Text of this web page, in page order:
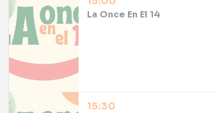
La Once En El 14
15:30